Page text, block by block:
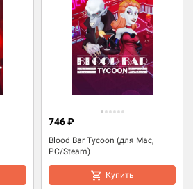
Blood Bar Tycoon (для Mac,
PC/Steam)
746 ₽
Купить